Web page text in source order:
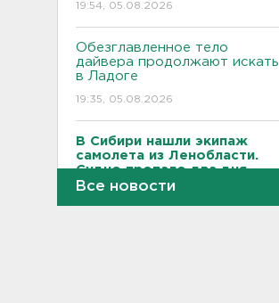
19:54, 05.08.2026
Обезглавленное тело
дайвера продолжают искать
в Ладоге
19:35, 05.08.2026
В Сибири нашли экипаж
самолета из Ленобласти.
Судно пропало два дня
назад
18:58, 05.08.2026
Все новости